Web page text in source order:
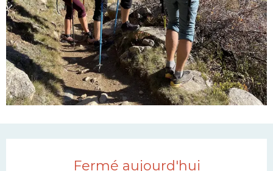
Ouverture et
Fermé aujourd'hui